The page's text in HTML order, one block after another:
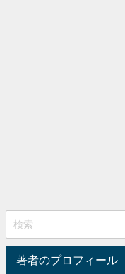
著者のプロフィール